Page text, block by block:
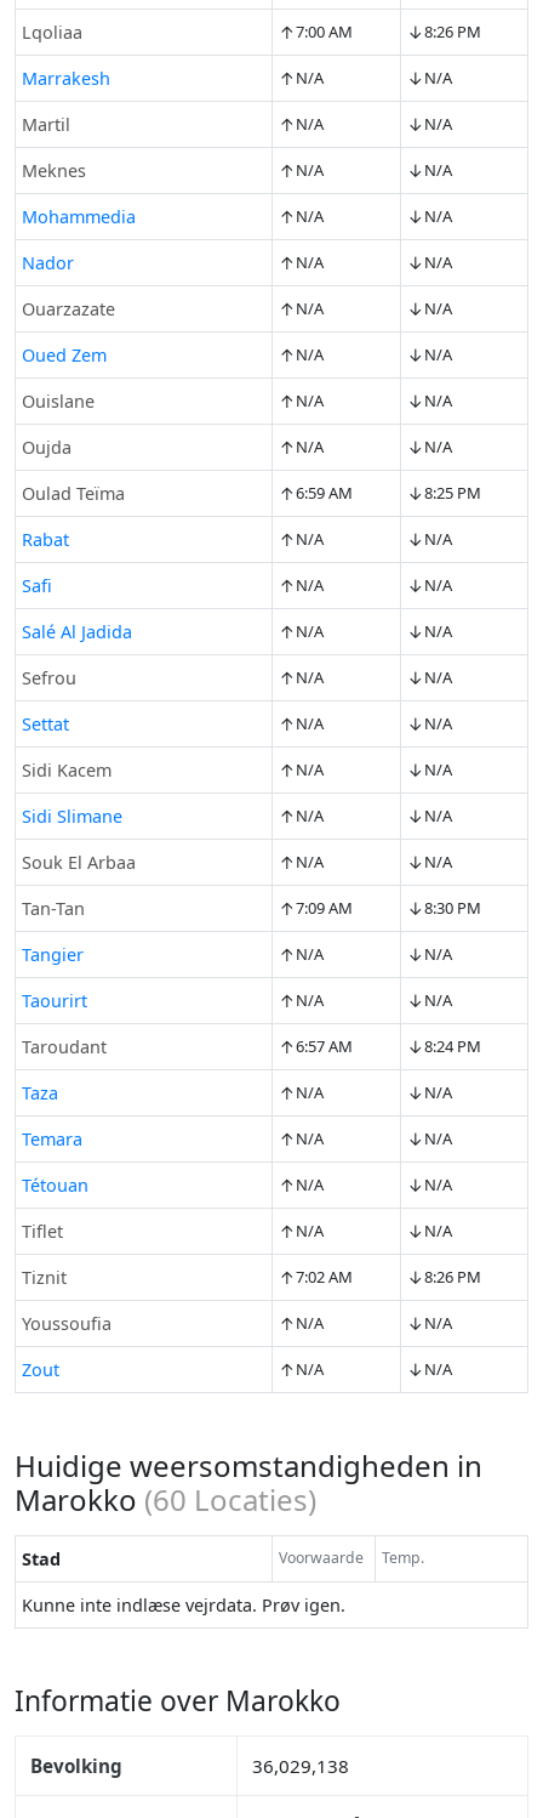
Lqoliaa ↑7:00 AM ↓8:26 PM
Marrakesh ↑ N/A ↓N/A
Martil ↑ N/A ↓N/A
Meknes ↑ N/A ↓N/A
Mohammedia ↑ N/A ↓N/A
Nador ↑ N/A ↓N/A
Ouarzazate ↑ N/A ↓N/A
Oued Zem ↑ N/A ↓N/A
Ouislane ↑ N/A ↓N/A
Oujda ↑ N/A ↓N/A
Oulad Teïma ↑6:59 AM ↓8:25 PM
Rabat ↑ N/A ↓N/A
Safi ↑ N/A ↓N/A
Salé Al Jadida ↑ N/A ↓N/A
Sefrou ↑ N/A ↓N/A
Settat ↑ N/A ↓N/A
Sidi Kacem ↑ N/A ↓N/A
Sidi Slimane ↑ N/A ↓N/A
Souk El Arbaa ↑ N/A ↓N/A
Tan-Tan ↑7:09 AM ↓8:30 PM
Tangier ↑ N/A ↓N/A
Taourirt ↑ N/A ↓N/A
Taroudant ↑6:57 AM ↓8:24 PM
Taza ↑ N/A ↓N/A
Temara ↑ N/A ↓N/A
Tétouan ↑ N/A ↓N/A
Tiflet ↑ N/A ↓N/A
Tiznit ↑7:02 AM ↓8:26 PM
Youssoufia ↑ N/A ↓N/A
Zout ↑ N/A ↓N/A
Huidige weersomstandigheden in
Marokko (60 Locaties)
Stad Voorwaarde Temp.
Kunne inte indlæse vejrdata. Prøv igen.
Informatie over Marokko
Bevolking 36,029,138